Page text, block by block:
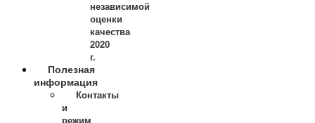
независимой
оценки
качества
2020
г.
Полезная
информация
Контакты
и
режим